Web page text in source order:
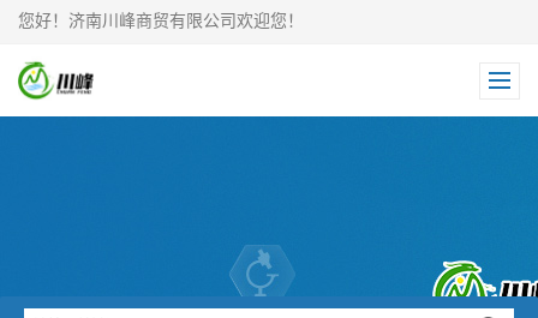
您好！济南川峰商贸有限公司欢迎您！